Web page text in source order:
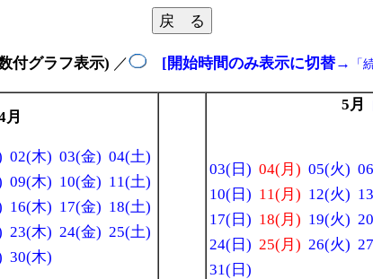
付グラフ表示) ／ [開始時間のみ表示に切替→ 「
月
02(木) 03(金) 04(土)
09(木) 10(金) 11(土)
16(木) 17(金) 18(土)
23(木) 24(金) 25(土)
30(木)
5月
03(日) 04(月) 05(火)
10(日) 11(月) 12(火)
17(日) 18(月) 19(火)
24(日) 25(月) 26(火)
31(日)